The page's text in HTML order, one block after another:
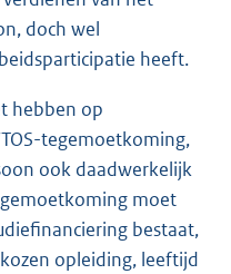
doch wel
heeft.
hebben op
tegemoetkoming,
ook daadwerkelijk
moet
bestaat,
opleiding, leeftijd